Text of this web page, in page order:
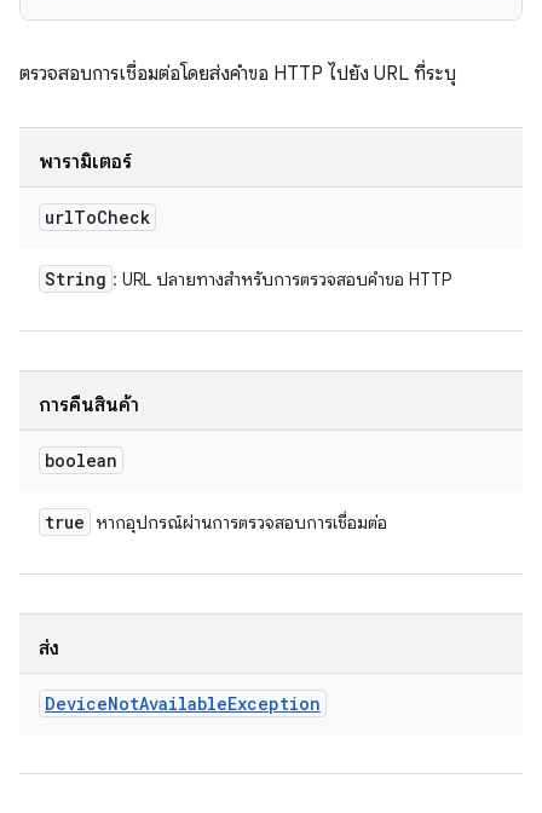
ตรวจสอบการเชื่อมต่อโดยส่งคำขอ HTTP ไปยัง URL ที่ระบุ
พารามิเตอร์
urlToCheck
String : URL ปลายทางสำหรับการตรวจสอบคำขอ HTTP
การคืนสินค้า
boolean
true หากอุปกรณ์ผ่านการตรวจสอบการเชื่อมต่อ
ส่ง
DeviceNotAvailableException